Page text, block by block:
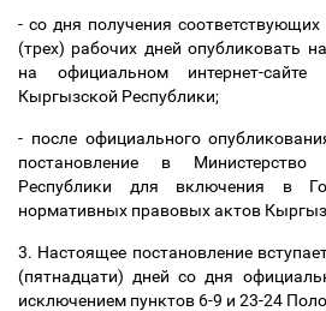
- со дня получения
(трех) рабочих дней опубликовать
на официальном интернет-сайте
Кыргызской Республики;
- после официального
постановление в
Республики для включения в
нормативных правовых актов
3. Настоящее постановление
(пятнадцати) дней со дня
исключением пунктов 6-9 и 23-24